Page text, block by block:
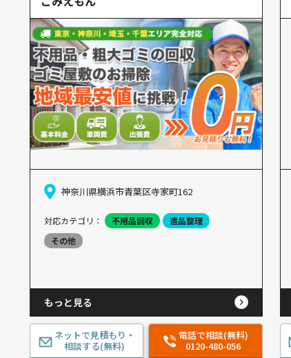
神奈川県横浜市青葉区寺家町162
対応カテゴリ： 不用品回収
遺品整理
その他
もっと見る
ネットで見積もり・
相談する(無料)
電話で相談(無料)
0120-480-056